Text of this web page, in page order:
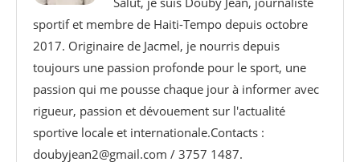
sportif et membre de Haiti-Tempo depuis octobre
2017. Originaire de Jacmel, je nourris depuis
toujours une passion profonde pour le sport, une
passion qui me pousse chaque jour à informer avec
rigueur, passion et dévouement sur l'actualité
sportive locale et internationale.Contacts :
doubyjean2@gmail.com / 3757 1487.